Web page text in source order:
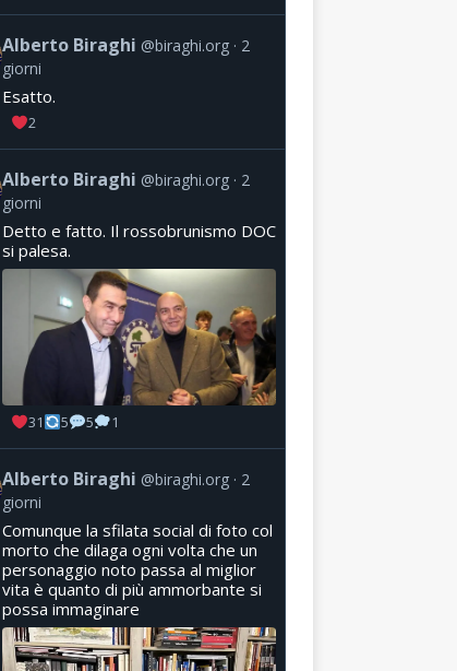
Alberto Biraghi @biraghi.org
2
giorni
Esatto.
2
Alberto Biraghi @biraghi.org
2
giorni
Detto e fatto. Il rossobrunismo DOC
si palesa.
31 5 5 1
Alberto Biraghi @biraghi.org
2
giorni
Comunque la sfilata social di foto col
morto che dilaga ogni volta che un
personaggio noto passa al miglior
vita è quanto di più ammorbante si
possa immaginare